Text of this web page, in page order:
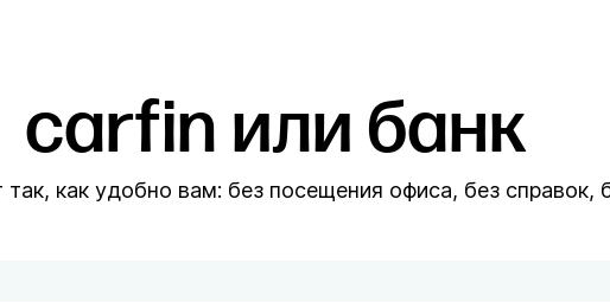
carfin или банк
так, как удобно вам: без посещения офиса, без справок,